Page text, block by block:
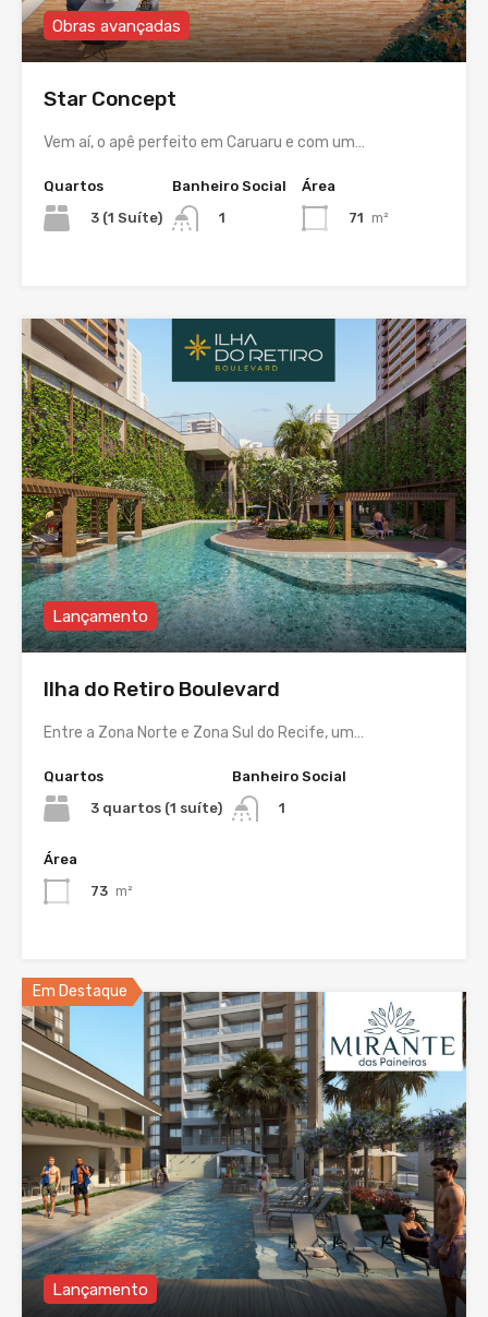
Obras avançadas
Star Concept
Vem aí, o apê perfeito em Caruaru e com um…
Quartos
3 (1 Suíte)
Banheiro Social
1
Área
71 m²
Lançamento
Ilha do Retiro Boulevard
Entre a Zona Norte e Zona Sul do Recife, um…
Quartos
3 quartos (1 suíte)
Banheiro Social
1
Área
73 m²
Em Destaque
Lançamento